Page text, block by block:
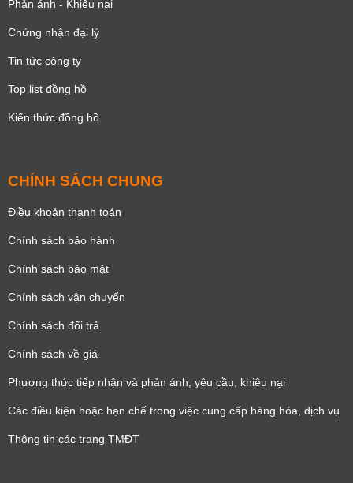
Phản ánh - Khiếu nại
Chứng nhận đại lý
Tin tức công ty
Top list đồng hồ
Kiến thức đồng hồ
CHÍNH SÁCH CHUNG
Điều khoản thanh toán
Chính sách bảo hành
Chính sách bảo mật
Chính sách vận chuyển
Chính sách đổi trả
Chính sách về giá
Phương thức tiếp nhận và phản ánh, yêu cầu, khiêu nại
Các điều kiện hoặc hạn chế trong việc cung cấp hàng hóa, dịch vụ
Thông tin các trang TMĐT